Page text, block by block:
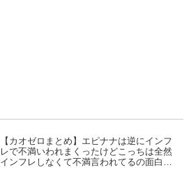
【カオゼロまとめ】エピナナは逆にインフ
レで不満いわれまくったけどこっちは全然
インフレしなくて不満言われてるの面白い